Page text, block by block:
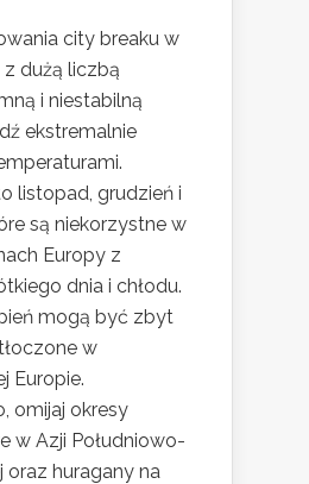
city breaku w
dużą liczbą
i niestabilną
ekstremalnie
listopad, grudzień i
są niekorzystne w
Europy z
dnia i chłodu.
mogą być zbyt
w
Europie.
omijaj okresy
w Azji Południowo-
oraz huragany na